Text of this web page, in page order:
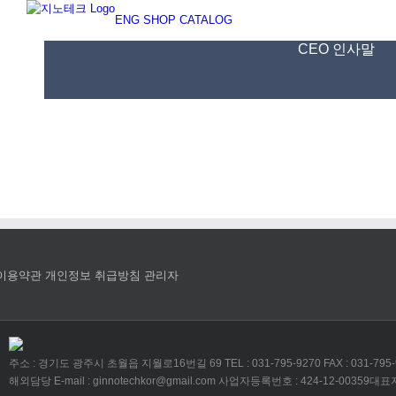
ENG SHOP CATALOG
CEO 인사말
용약관 개인정보 취급방침 관리자
주소 : 경기도 광주시 초월읍 지월로16번길 69 TEL : 031-795-9270 FAX : 031-
해외담당 E-mail : ginnotechkor@gmail.com 사업자등록번호 : 424-12-00359대표